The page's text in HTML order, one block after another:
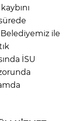
ile
İSU